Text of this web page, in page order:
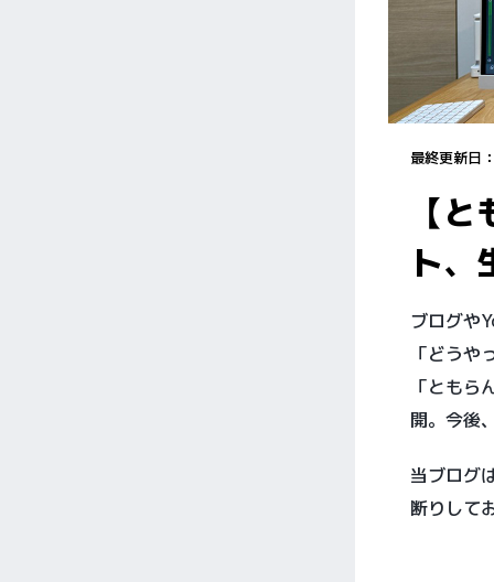
最終更新日
【
ト、
ブログや
「どう
「とも
開。今後
当ブログ
断りして